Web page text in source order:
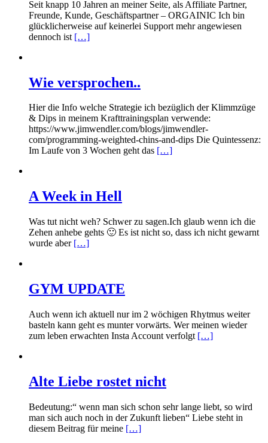
Seit knapp 10 Jahren an meiner Seite, als Affiliate Partner,
Freunde, Kunde, Geschäftspartner – ORGAINIC Ich bin
glücklicherweise auf keinerlei Support mehr angewiesen
dennoch ist […]
Wie versprochen..
Hier die Info welche Strategie ich bezüglich der Klimmzüge
& Dips in meinem Krafttrainingsplan verwende:
https://www.jimwendler.com/blogs/jimwendler-
com/programming-weighted-chins-and-dips Die Quintessenz:
Im Laufe von 3 Wochen geht das […]
A Week in Hell
Was tut nicht weh? Schwer zu sagen.Ich glaub wenn ich die
Zehen anhebe gehts 🙂 Es ist nicht so, dass ich nicht gewarnt
wurde aber […]
GYM UPDATE
Auch wenn ich aktuell nur im 2 wöchigen Rhytmus weiter
basteln kann geht es munter vorwärts. Wer meinen wieder
zum leben erwachten Insta Account verfolgt […]
Alte Liebe rostet nicht
Bedeutung:“ wenn man sich schon sehr lange liebt, so wird
man sich auch noch in der Zukunft lieben“ Liebe steht in
diesem Beitrag für meine […]